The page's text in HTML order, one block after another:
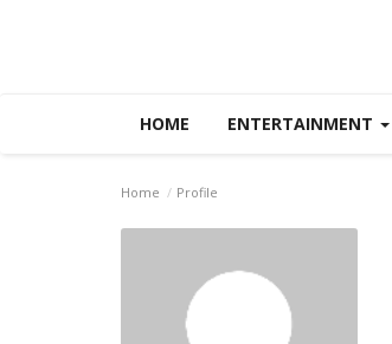
HOME ENTERTAINMENT
Home Profile